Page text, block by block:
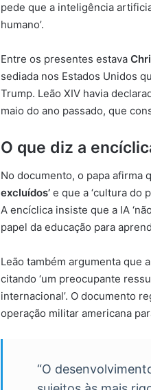
pede que a inteligência
humano’.
Entre os presentes estava
sediada nos Estados Unidos
Trump. Leão XIV havia
maio do ano passado, que
O que diz a
No documento, o papa afirma
excluídos’ e que a ‘cultura do
A encíclica insiste que a IA
papel da educação para
Leão também argumenta que
citando ‘um preocupante
internacional’. O documento
operação militar americana
“O